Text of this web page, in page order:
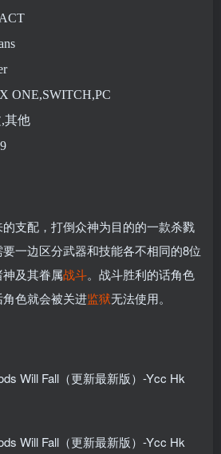
ONE,SWITCH,PC
其他
支配，打倒众神为目的的一款杀戮
一边区分武器和技能各不相同的8位
及其眷属战斗。战斗胜利的话角色
色就会被关进监狱无法使用。